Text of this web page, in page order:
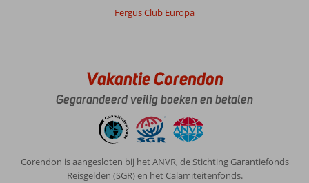
Fergus Club Europa
Vakantie Corendon
Gegarandeerd veilig boeken en betalen
Corendon is aangesloten bij het ANVR, de Stichting Garantiefonds
Reisgelden (SGR) en het Calamiteitenfonds.